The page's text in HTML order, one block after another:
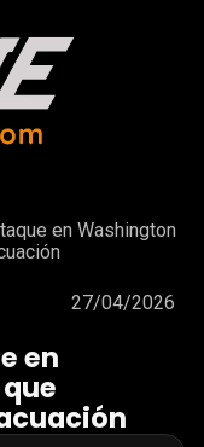
en Washington
27/04/2026
en